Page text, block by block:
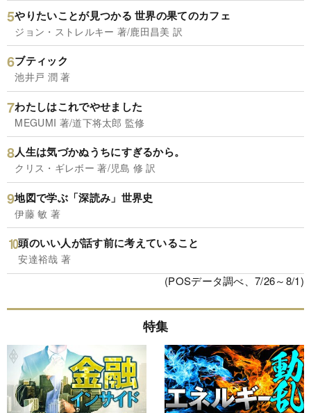
やりたいことが見つかる 世界の果てのカフェ
ジョン・ストレルキー 著/鹿田昌美 訳
ブティック
池井戸 潤 著
わたしはこれでやせました
MEGUMI 著/道下将太郎 監修
人生は気づかぬうちにすぎるから。
クリス・ギレボー 著/児島 修 訳
地図で学ぶ「深読み」世界史
伊藤 敏 著
頭のいい人が話す前に考えていること
安達裕哉 著
(POSデータ調べ、7/26～8/1)
特集